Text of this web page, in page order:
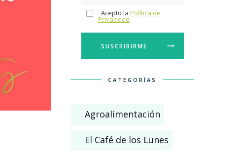
Acepto la Política de
Privacidad
SUSCRIBIRME
CATEGORÍAS
Agroalimentación
El Café de los Lunes